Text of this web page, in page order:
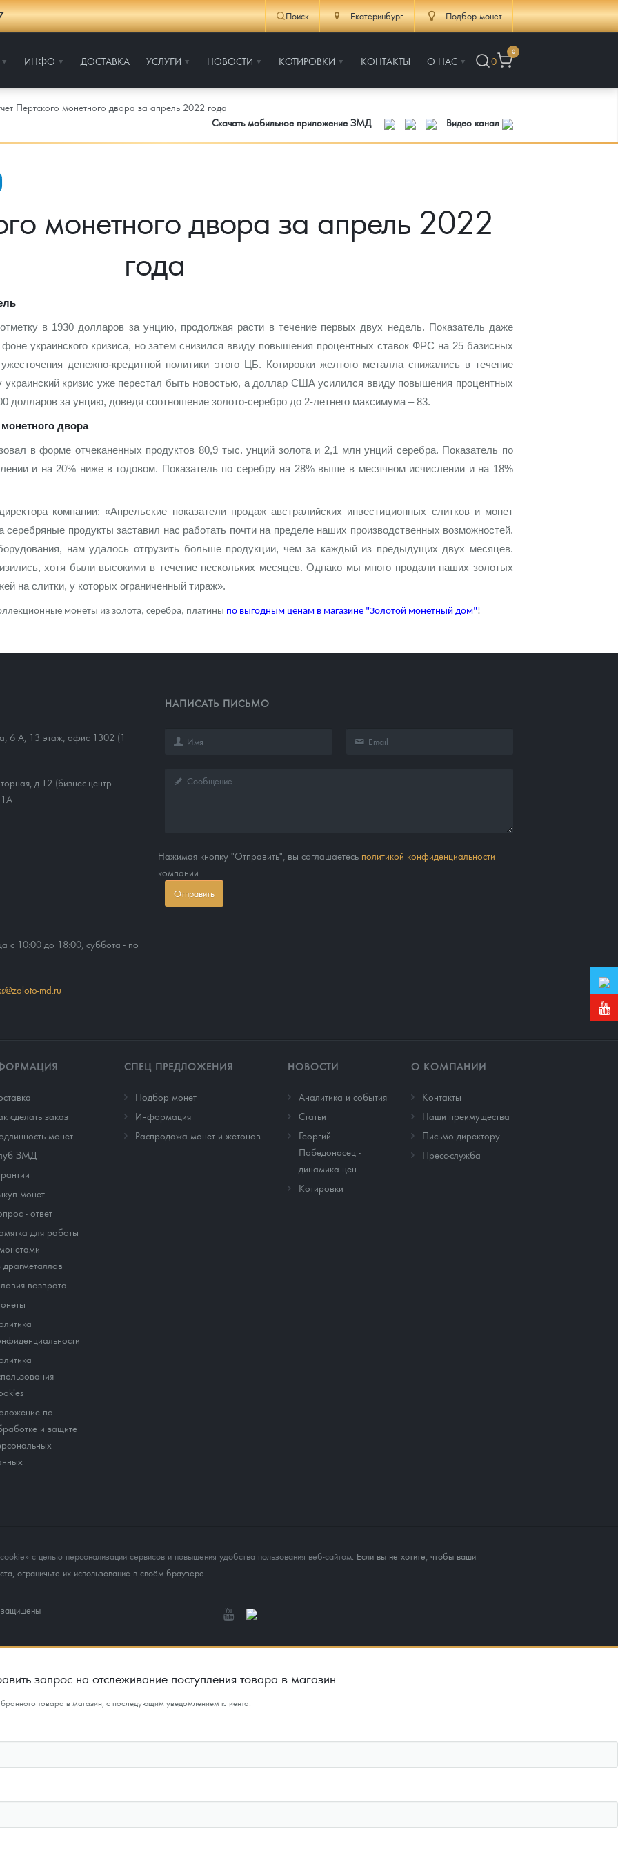
Поиск Екатеринбург Подбор монет
ИНФО ДОСТАВКА УСЛУГИ НОВОСТИ КОТИРОВКИ КОНТАКТЫ О НАС 0
0
платины на 2026 год
Пертского монетного двора за апрель 2022 года
Скачать мобильное приложение ЗМД
Видео канал
монетного двора за апрель 2022
года
в 1930 долларов за унцию, продолжая расти в течение первых двух недель. Показатель даже
украинского кризиса, но затем снизился ввиду повышения процентных ставок ФРС на 25 базисных
денежно-кредитной политики этого ЦБ. Котировки желтого металла снижались в течение
украинский кризис уже перестал быть новостью, а доллар США усилился ввиду повышения процентных
долларов за унцию, доведя соотношение золото-серебро до 2-летнего максимума – 83.
двора
в форме отчеканенных продуктов 80,9 тыс. унций золота и 2,1 млн унций серебра. Показатель по
и на 20% ниже в годовом. Показатель по серебру на 28% выше в месячном исчислении и на 18%
компании: «Апрельские показатели продаж австралийских инвестиционных слитков и монет
продукты заставил нас работать почти на пределе наших производственных возможностей.
нам удалось отгрузить больше продукции, чем за каждый из предыдущих двух месяцев.
хотя были высокими в течение нескольких месяцев. Однако мы много продали наших золотых
на слитки, у которых ограниченный тираж».
монеты из золота, серебра, платины по выгодным ценам в магазине "Золотой монетный дом"!
6 А, 13 этаж, офис 1302 (1
д.12 (бизнес-центр
с 10:00 до 18:00, суббота - по
md.ru
НАПИСАТЬ ПИСЬМО
Нажимая кнопку "Отправить", вы соглашаетесь политикой конфиденциальности
компании.
Отправить
сделать заказ
монет
ЗМД
монет
- ответ
для работы
драгметаллов
возврата
по
и защите
СПЕЦ ПРЕДЛОЖЕНИЯ
Подбор монет
Информация
Распродажа монет и жетонов
НОВОСТИ
Аналитика и события
Cтатьи
Георгий
Победоносец -
динамика цен
Котировки
О КОМПАНИИ
Контакты
Наши преимущества
Письмо директору
Пресс-служба
с целью персонализации сервисов и повышения удобства пользования веб-сайтом . Если вы не хотите, чтобы ваши
ограничьте их использование в своём браузере.
запрос на отслеживание поступления товара в магазин
товара в магазин, с последующим уведомлением клиента.